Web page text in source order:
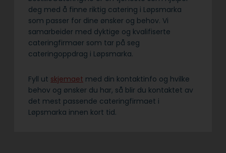
deg med å finne riktig catering i Løpsmarka
som passer for dine ønsker og behov. Vi
samarbeider med dyktige og kvalifiserte
cateringfirmaer som tar på seg
cateringoppdrag i Løpsmarka.
Fyll ut skjemaet med din kontaktinfo og hvilke
behov og ønsker du har, så blir du kontaktet av
det mest passende cateringfirmaet i
Løpsmarka innen kort tid.